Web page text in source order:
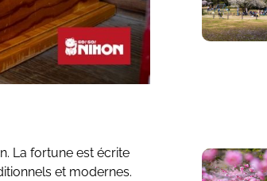
La fortune est écrite
et modernes.